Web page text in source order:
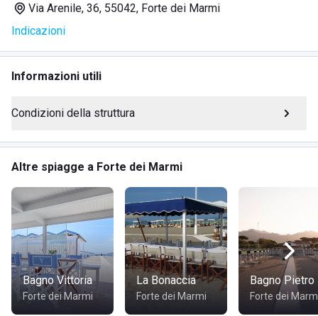
Carte da gioco disponibili al bancone
Cabine in affitto per periodi variabili
Animazione con attività di intrattenimento, musica e
Area giochi con altalene e scivoli per i più piccoli
DOVE SI TROVA BAGNO LA PERLA
Bagno La Perla si trova inVersilia, in provincia di Lucca,
lungo un tratto di costa basso e sabbioso, circondato dalle
catene montuose delle Alpi Apuane. Il Parco regionale delle
Alpi Apuane, noto per le sue rocce bianche, è situato nelle
vicinanze. Culturalmente, lo stabilimento si trova vicino a
centri di interesse artistico comeLuccaePisa,
quest'ultima famosa per le opere medioevali e dichiarata
Patrimonio dell'Umanità
Via Arenile, 36, 55042, Forte dei Marmi
Indicazioni
Informazioni utili
Condizioni della struttura
Altre spiagge a Forte dei Marmi
Bagno Vittoria
Forte dei Marmi
La Bonaccia
Forte dei Marmi
Bagno Pietro
Forte dei